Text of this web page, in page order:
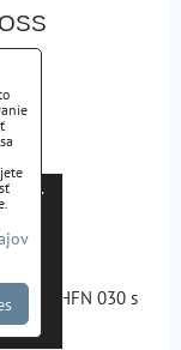
HFN 030 s
a
na